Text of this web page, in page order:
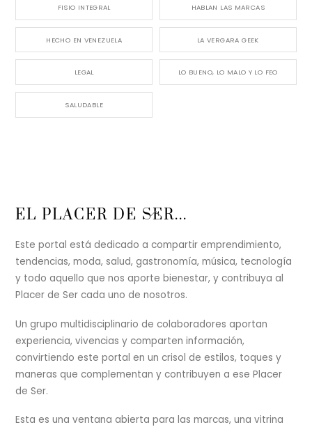
FISIO INTEGRAL HABLAN LAS MARCAS
HECHO EN VENEZUELA LA VERGARA GEEK
LEGAL LO BUENO, LO MALO Y LO FEO
SALUDABLE
Back
Top
EL PLACER DE SER...
Este portal está dedicado a compartir emprendimiento,
tendencias, moda, salud, gastronomía, música, tecnología
y todo aquello que nos aporte bienestar, y contribuya al
Placer de Ser cada uno de nosotros.
Un grupo multidisciplinario de colaboradores aportan
experiencia, vivencias y comparten información,
convirtiendo este portal en un crisol de estilos, toques y
maneras que complementan y contribuyen a ese Placer
de Ser.
Esta es una ventana abierta para las marcas, una vitrina